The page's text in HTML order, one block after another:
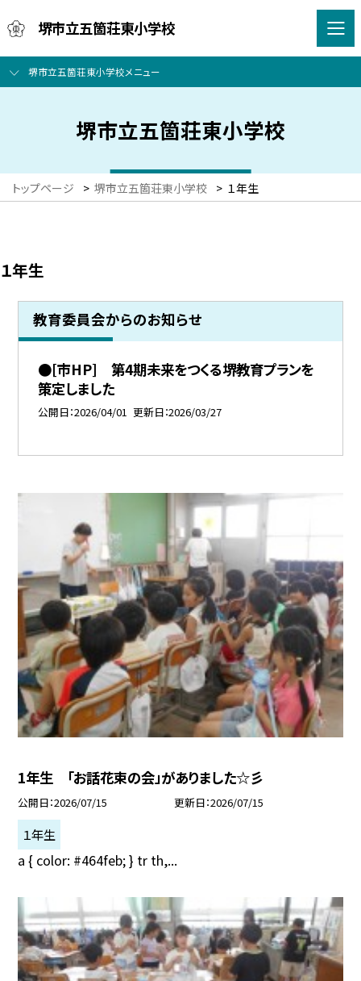
堺市立五箇荘東小学校
堺市立五箇荘東小学校メニュー
堺市立五箇荘東小学校
トップページ > 堺市立五箇荘東小学校 > １年生
１年生
教育委員会からのお知らせ
●[市HP] 第4期未来をつくる堺教育プランを
策定しました
公開日 2026/04/01 更新日 2026/03/27
1年生 「お話花束の会」がありました☆彡
公開日 2026/07/15 更新日 2026/07/15
１年生
a { color: #464feb; } tr th,...